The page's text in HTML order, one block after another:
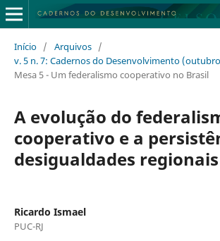
Início / Arquivos /
v. 5 n. 7: Cadernos do Desenvolvimento
Mesa 5 - Um federalismo cooperativo no Brasil
A evolução do
cooperativo e a
desigualdades
Ricardo Ismael
PUC-RJ